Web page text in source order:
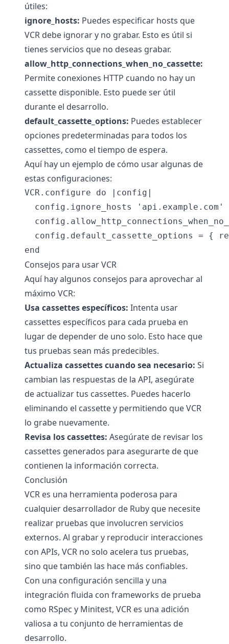
útiles:
ignore_hosts: Puedes especificar hosts que
VCR debe ignorar y no grabar. Esto es útil si
tienes servicios que no deseas grabar.
allow_http_connections_when_no_cassette:
Permite conexiones HTTP cuando no hay un
cassette disponible. Esto puede ser útil
durante el desarrollo.
default_cassette_options: Puedes establecer
opciones predeterminadas para todos los
cassettes, como el tiempo de espera.
Aquí hay un ejemplo de cómo usar algunas de
estas configuraciones:
VCR.configure do |config|
  config.ignore_hosts 'api.example.com'
config.default_cassette_options = {
Consejos para usar VCR
Aquí hay algunos consejos para aprovechar al
máximo VCR:
Usa cassettes específicos: Intenta usar
cassettes específicos para cada prueba en
lugar de depender de uno solo. Esto hace que
tus pruebas sean más predecibles.
Actualiza cassettes cuando sea necesario: Si
cambian las respuestas de la API, asegúrate
de actualizar tus cassettes. Puedes hacerlo
eliminando el cassette y permitiendo que VCR
lo grabe nuevamente.
Revisa los cassettes: Asegúrate de revisar los
cassettes generados para asegurarte de que
contienen la información correcta.
Conclusión
VCR es una herramienta poderosa para
cualquier desarrollador de Ruby que necesite
realizar pruebas que involucren servicios
externos. Al grabar y reproducir interacciones
con APIs, VCR no solo acelera tus pruebas,
sino que también las hace más confiables.
Con una configuración sencilla y una
integración fluida con frameworks de prueba
como RSpec y Minitest, VCR es una adición
valiosa a tu conjunto de herramientas de
desarrollo.